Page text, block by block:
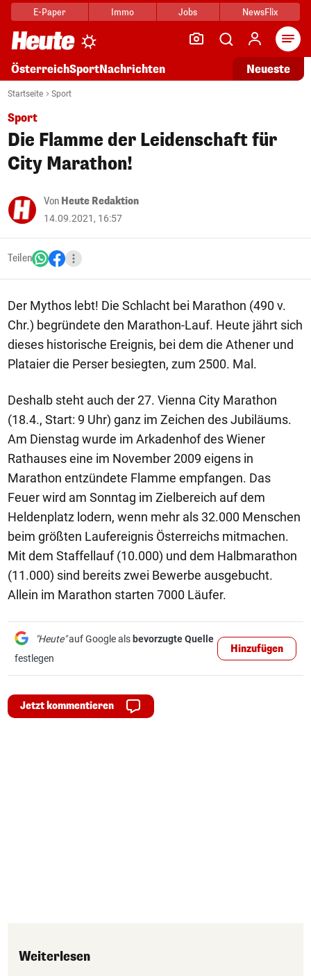
E-Paper Immo Jobs NewsFlix
ÖsterreichSportNachrichten Neueste
Startseite Sport
Sport
Die Flamme der Leidenschaft für
City Marathon!
Von Heute Redaktion
14.09.2021, 16:57
Teilen
Der Mythos lebt! Die Schlacht bei Marathon (490 v.
Chr.) begründete den Marathon-Lauf. Heute jährt sich
dieses historische Ereignis, bei dem die Athener und
Plataier die Perser besiegten, zum 2500. Mal.
Deshalb steht auch der 27. Vienna City Marathon
(18.4., Start: 9 Uhr) ganz im Zeichen des Jubiläums.
Am Dienstag wurde im Arkadenhof des Wiener
Rathauses eine im November 2009 eigens in
Marathon entzündete Flamme empfangen. Das
Feuer wird am Sonntag im Zielbereich auf dem
Heldenplatz lodern, wenn mehr als 32.000 Menschen
beim größten Laufereignis Österreichs mitmachen.
Mit dem Staffellauf (10.000) und dem Halbmarathon
(11.000) sind bereits zwei Bewerbe ausgebucht.
Allein im Marathon starten 7000 Läufer.
"Heute"auf Google als bevorzugte Quelle
festlegen
Hinzufügen
Jetzt kommentieren
Weiterlesen